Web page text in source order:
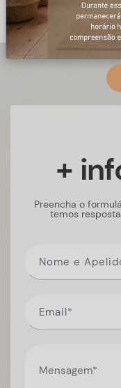
+
Preencha o
temos